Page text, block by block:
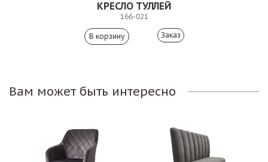
КРЕСЛО ТУЛЛЕЙ
166-021
Заказ
Вам может быть интересно